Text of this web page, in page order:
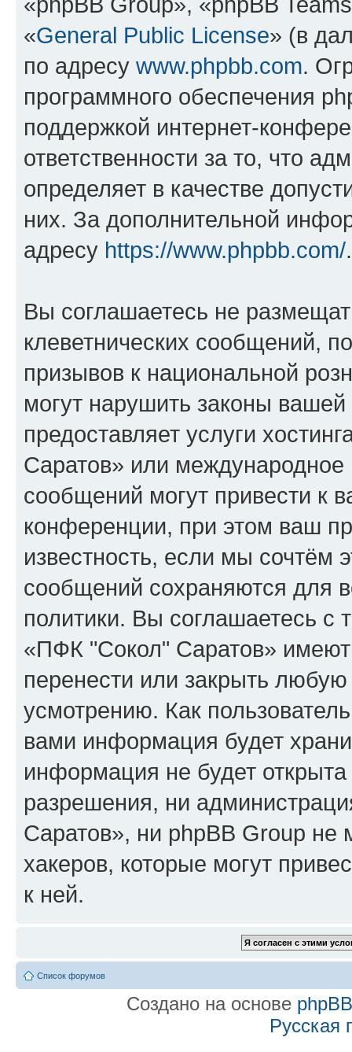
«General Public License» (в
по адресу www.phpbb.com.
программного обеспечения
поддержкой интернет-
ответственности за то, что
определяет в качестве
них. За дополнительной
адресу https://www.phpbb.com/.
Вы соглашаетесь не
клеветнических сообщений,
призывов к национальной
могут нарушить законы
предоставляет услуги
Саратов» или
сообщений могут привести к
конференции, при этом ваш
известность, если мы сочтём
сообщений сохраняются для
политики. Вы соглашаетесь
«ПФК "Сокол" Саратов» имеют
перенести или закрыть
усмотрению. Как
вами информация будет
информация не будет
разрешения, ни
Саратов», ни phpBB Group не
хакеров, которые могут
к ней.
Список форумов
Создано на основе phpBB
Русская